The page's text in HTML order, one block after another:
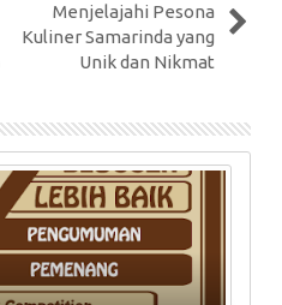
Menjelajahi Pesona
Kuliner Samarinda yang
Unik dan Nikmat